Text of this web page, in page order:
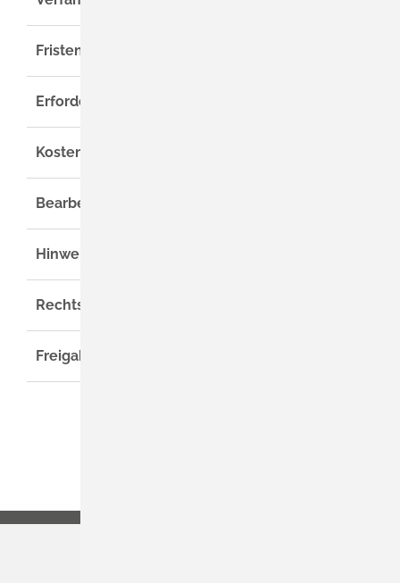
Fristen
Erforderliche Unterlagen
Kosten
Bearbeitungsdauer
Hinweise
Rechtsgrundlage
Freigabevermerk